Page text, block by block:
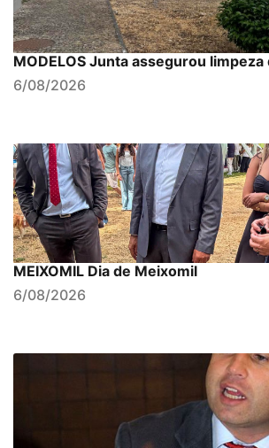
MODELOS Junta assegurou
6/08/2026
MEIXOMIL Dia de Meixomil
6/08/2026